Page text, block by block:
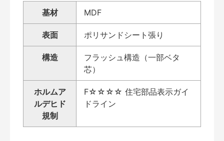
基材 MDF
表面 ポリサンドシート張り
構造
フラッシュ構造（一部ベタ
芯）
ホルムア
ルデヒド
規制
F☆☆☆☆ 住宅部品表示ガイ
ドライン